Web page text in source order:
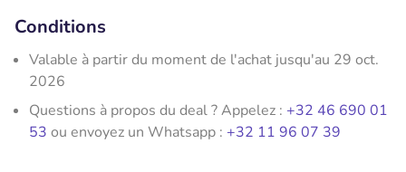
Conditions
Valable à partir du moment de l'achat jusqu'au 29 oct.
2026
Questions à propos du deal ? Appelez : +32 46 690 01
53 ou envoyez un Whatsapp : +32 11 96 07 39